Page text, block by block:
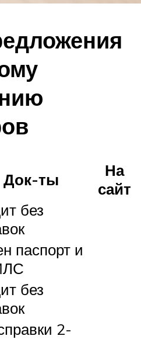
Док-ты
На
сайт
без
паспорт и
без
2-